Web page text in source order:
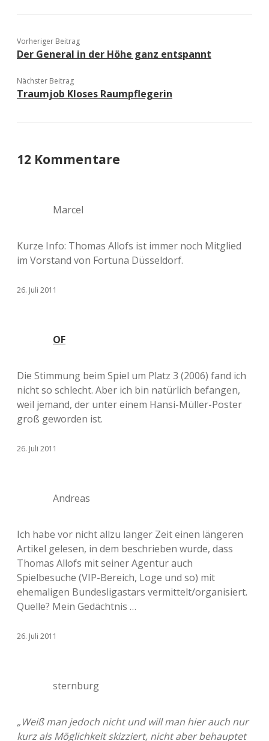
Vorheriger Beitrag
Der General in der Höhe ganz entspannt
Nächster Beitrag
Traumjob Kloses Raumpflegerin
12 Kommentare
Marcel
Kurze Info: Thomas Allofs ist immer noch Mitglied
im Vorstand von Fortuna Düsseldorf.
26. Juli 2011
OF
Die Stimmung beim Spiel um Platz 3 (2006) fand ich
nicht so schlecht. Aber ich bin natürlich befangen,
weil jemand, der unter einem Hansi-Müller-Poster
groß geworden ist.
26. Juli 2011
Andreas
Ich habe vor nicht allzu langer Zeit einen längeren
Artikel gelesen, in dem beschrieben wurde, dass
Thomas Allofs mit seiner Agentur auch
Spielbesuche (VIP-Bereich, Loge und so) mit
ehemaligen Bundesligastars vermittelt/organisiert.
Quelle? Mein Gedächtnis …
26. Juli 2011
sternburg
„Weiß man jedoch nicht und will man hier auch nur
kurz als Möglichkeit skizziert, nicht aber behauptet